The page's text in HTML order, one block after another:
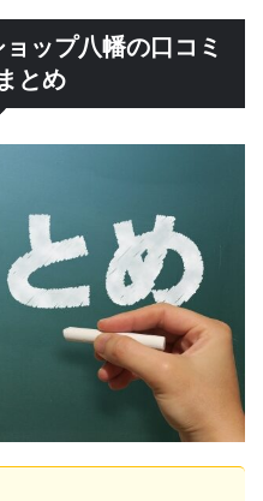
ップ八幡の口コミ
とめ